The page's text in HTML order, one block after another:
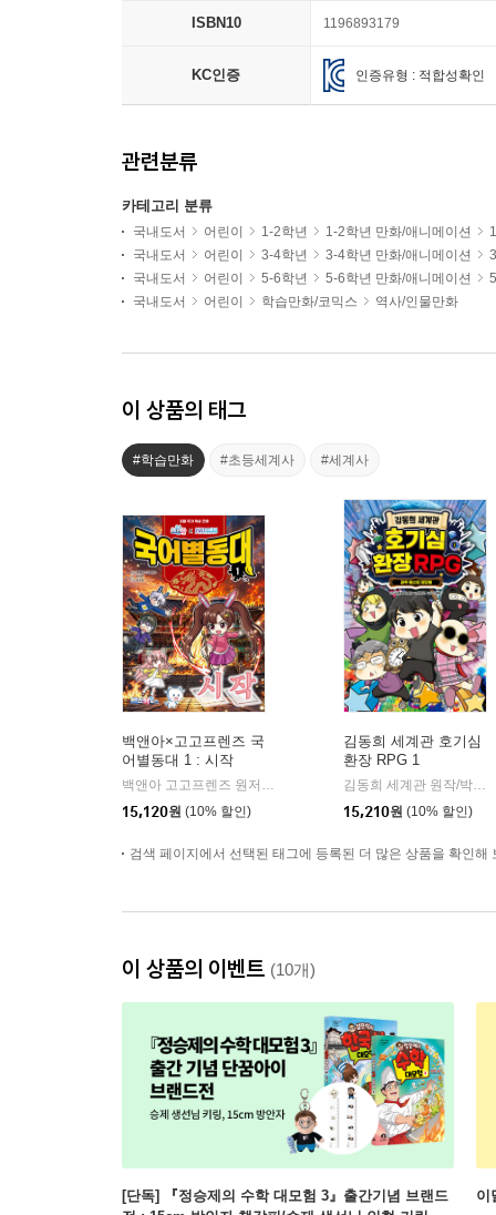
ISBN10 1196893179
KC인증 인증유형 : 적합성확인
관련분류
카테고리 분류
국내도서 어린이 1-2학년 1-2학년 만화/애니메이션
국내도서
어린이 3-4학년 3-4학년 만화/애니메이션
국내도서
어린이 5-6학년 5-6학년 만화/애니메이션
국내도서
어린이 학습만화/코믹스 역사/인물만화
이 상품의 태그
#학습만화 #초등세계사 #세계사
백앤아×고고프렌즈 국
어별동대 1 : 시작
백앤아 고고프렌즈 원저/한바리 글/정수영 그림/김선 감수 | 백앤
15,120원 (10% 할인)
김동희 세계관 호기심
환장 RPG 1
김동희 세계관 원작/박종은 글/이정태 그림
15,210원 (10% 할인)
검색 페이지에서 선택된 태그에 등록된 더 많은 상품을 확인해
이 상품의 이벤트 (10개)
[단독] 『정승제의 수학 대모험 3』출간기념 브랜드
이